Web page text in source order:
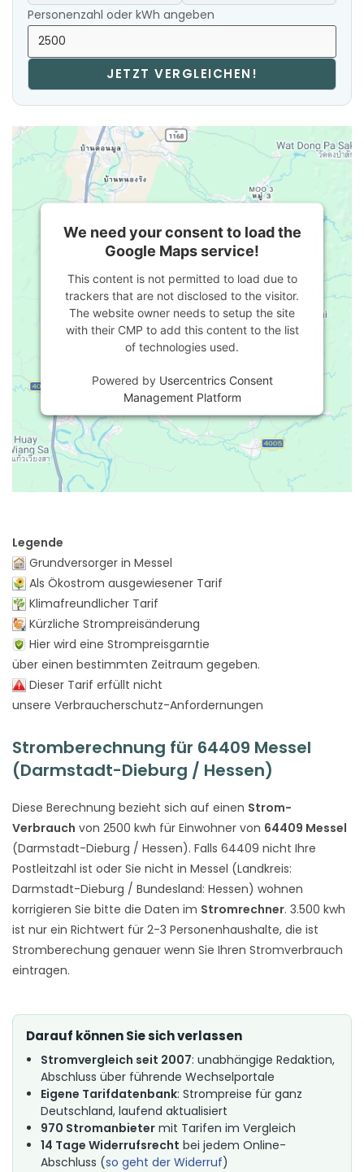
Personenzahl oder kWh angeben
JETZT VERGLEICHEN!
We need your consent to load the
Google Maps service!
This content is not permitted to load due to
trackers that are not disclosed to the visitor.
The website owner needs to setup the site
with their CMP to add this content to the list
of technologies used.
Powered by Usercentrics Consent
Management Platform
Legende
Grundversorger in Messel
Als Ökostrom ausgewiesener Tarif
Klimafreundlicher Tarif
Kürzliche Strompreisänderung
Hier wird eine Strompreisgarntie
über einen bestimmten Zeitraum gegeben.
Dieser Tarif erfüllt nicht
unsere Verbraucherschutz-Anfordernungen
Stromberechnung für 64409 Messel
(Darmstadt-Dieburg / Hessen)
Diese Berechnung bezieht sich auf einen Strom-
Verbrauch von 2500 kwh für Einwohner von 64409 Messel
(Darmstadt-Dieburg / Hessen). Falls 64409 nicht Ihre
Postleitzahl ist oder Sie nicht in Messel (Landkreis:
Darmstadt-Dieburg / Bundesland: Hessen) wohnen
korrigieren Sie bitte die Daten im Stromrechner. 3.500 kwh
ist nur ein Richtwert für 2-3 Personenhaushalte, die ist
Stromberechung genauer wenn Sie Ihren Stromverbrauch
eintragen.
Darauf können Sie sich verlassen
Stromvergleich seit 2007: unabhängige Redaktion,
Abschluss über führende Wechselportale
Eigene Tarifdatenbank: Strompreise für ganz
Deutschland, laufend aktualisiert
970 Stromanbieter mit Tarifen im Vergleich
14 Tage Widerrufsrecht bei jedem Online-
Abschluss (so geht der Widerruf)